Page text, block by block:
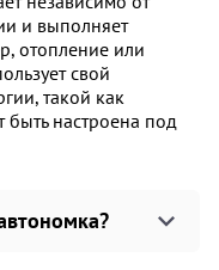
и выполняет
отопление или
свой
такой как
быть настроена под